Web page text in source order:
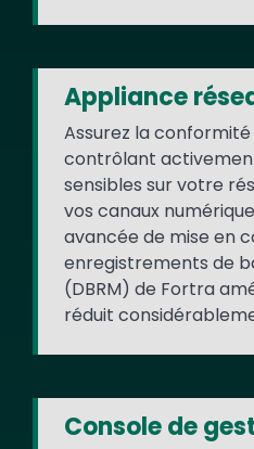
Appliance
Assurez la
contrôlant
sensibles sur votre
vos canaux
avancée de mise en
enregistrements de
(DBRM) de Fortra
réduit
Console de